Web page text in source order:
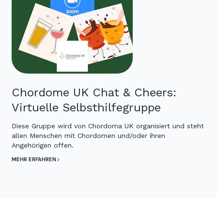
Chordome UK Chat & Cheers:
Virtuelle Selbsthilfegruppe
Diese Gruppe wird von Chordoma UK organisiert und steht
allen Menschen mit Chordomen und/oder ihren
Angehörigen offen.
MEHR ERFAHREN